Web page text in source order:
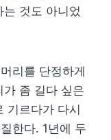
것도 아니었
리를 단정하게
좀 길다 싶은
기르다가 다시
한다. 1년에 두